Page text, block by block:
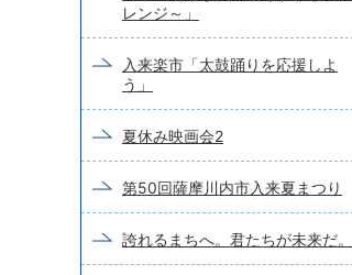
レンジ～」
入来楽市「太鼓踊りを応援しよ
う」
夏休み映画会2
第50回薩摩川内市入来夏まつり
誇れるまちへ。君たちが未来だ。